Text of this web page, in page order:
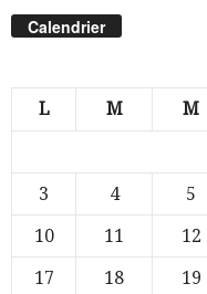
Calendrier
L M M
3
4 5
10
11 12
17
18 19